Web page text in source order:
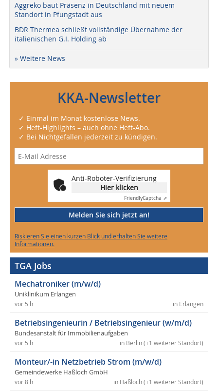
Aggreko baut Präsenz in Deutschland mit neuem
Standort in Pfungstadt aus
BDR Thermea schließt vollständige Übernahme der
italienischen G.I. Holding ab
» Weitere News
KKA-Newsletter
✓ Einmal im Monat kostenlose News.
✓ Heft-Highlights – auch ohne Heft-Abo.
✓ Bei Nichtgefallen jederzeit zu kündigen.
Anti-Roboter-Verifizierung
Hier klicken
FriendlyCaptcha ⇗
Melden Sie sich jetzt an!
Riskieren Sie einen kurzen Blick und erhalten Sie weitere
Informationen.
TGA Jobs
Mechatroniker (m/w/d)
Uniklinikum Erlangen
in Erlangen
vor 5 h
Betriebsingenieurin / Betriebsingenieur (w/m/d)
Bundesanstalt für Immobilienaufgaben
in Berlin (+1 weiterer Standort)
vor 5 h
Monteur/-in Netzbetrieb Strom (m/w/d)
Gemeindewerke Haßloch GmbH
in Haßloch (+1 weiterer Standort)
vor 8 h